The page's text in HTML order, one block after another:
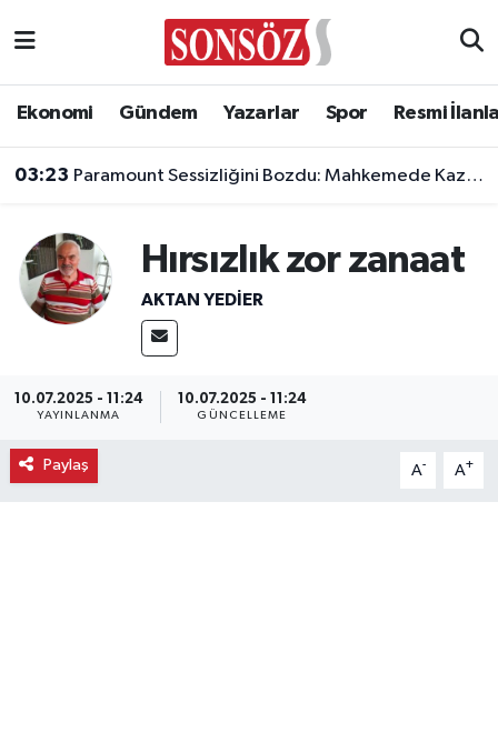
Ekonomi Gündem Yazarlar Spor Resmi
03:23 Paramount Sessizliğini Bozdu: Mahkemede Kazanacağımıza İnanıyoruz!
Hırsızlık zor zanaat
AKTAN YEDIER
10.07.2025 - 11:24
YAYINLANMA
10.07.2025 - 11:24
GÜNCELLEME
Paylaş A- A+
Asayiş
Biyografi
Çevre
Dünya
Eğitim
Ankara Nöbetçi Eczaneler
Ankara Trafik Yoğunluk Haritası
Süper Lig Puan Durumu ve Fikstür
Son Dakika Haberleri
Haber Arşivi